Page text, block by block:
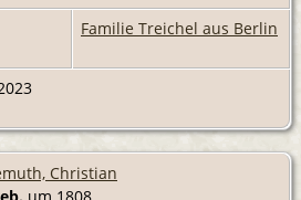
Familie Treichel aus Berlin
Christian
um 1808